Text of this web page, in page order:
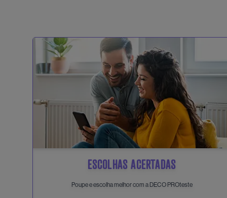
ESCOLHAS ACERTADAS
Poupe e escolha melhor com a DECO PROteste